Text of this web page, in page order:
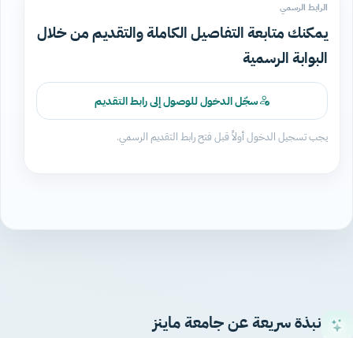
الرابط الرسمي
يمكنك متابعة التفاصيل الكاملة والتقديم من خلال
البوابة الرسمية
سجّل الدخول للوصول إلى رابط التقديم
يجب تسجيل الدخول أولاً قبل فتح رابط التقديم الرسمي.
نبذة سريعة عن جامعة ماينز